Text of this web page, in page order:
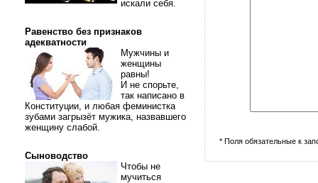
искали себя.
Равенство без признаков
адекватности
Мужчины и
женщины
равны!
И не спорьте,
так написано в
Конституции, и любая феминистка
зубами загрызёт мужика, назвавшего
женщину слабой.
Сыноводство
Чтобы не
мучиться
* Поля обязательные к